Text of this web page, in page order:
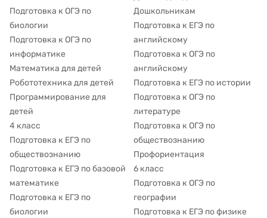
Подготовка к ОГЭ по
биологии
Подготовка к ОГЭ по
информатике
Математика для детей
Робототехника для детей
Программирование для
детей
4 класс
Подготовка к ЕГЭ по
обществознанию
Подготовка к ЕГЭ по базовой
математике
Подготовка к ЕГЭ по
биологии
Дошкольникам
Подготовка к ЕГЭ по
английскому
Подготовка к ОГЭ по
английскому
Подготовка к ЕГЭ по истории
Подготовка к ОГЭ по
литературе
Подготовка к ОГЭ по
обществознанию
Профориентация
6 класс
Подготовка к ОГЭ по
географии
Подготовка к ЕГЭ по физике